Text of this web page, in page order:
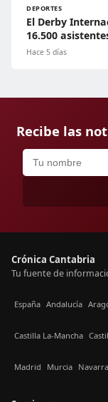
DEPORTES
El Derby
16.500
Hace 5 días
Recibe las
Crónica Cantabria
Tu fuente de
España Andalucía
Castilla La-Mancha
Madrid Murcia Navarra